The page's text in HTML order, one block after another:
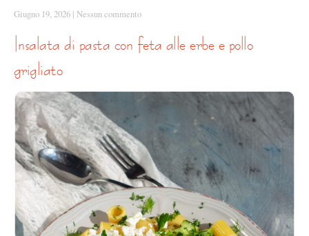
Giugno 19, 2026 | Nessun commento
insalata di pasta con feta alle erbe e pollo
grigliato